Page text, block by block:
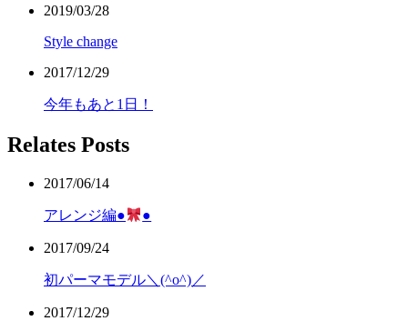
2019/03/28
Style change
2017/12/29
今年もあと1日！
Relates Posts
2017/06/14
アレンジ編● ●
2017/09/24
初パーマモデル＼(^o^)／
2017/12/29